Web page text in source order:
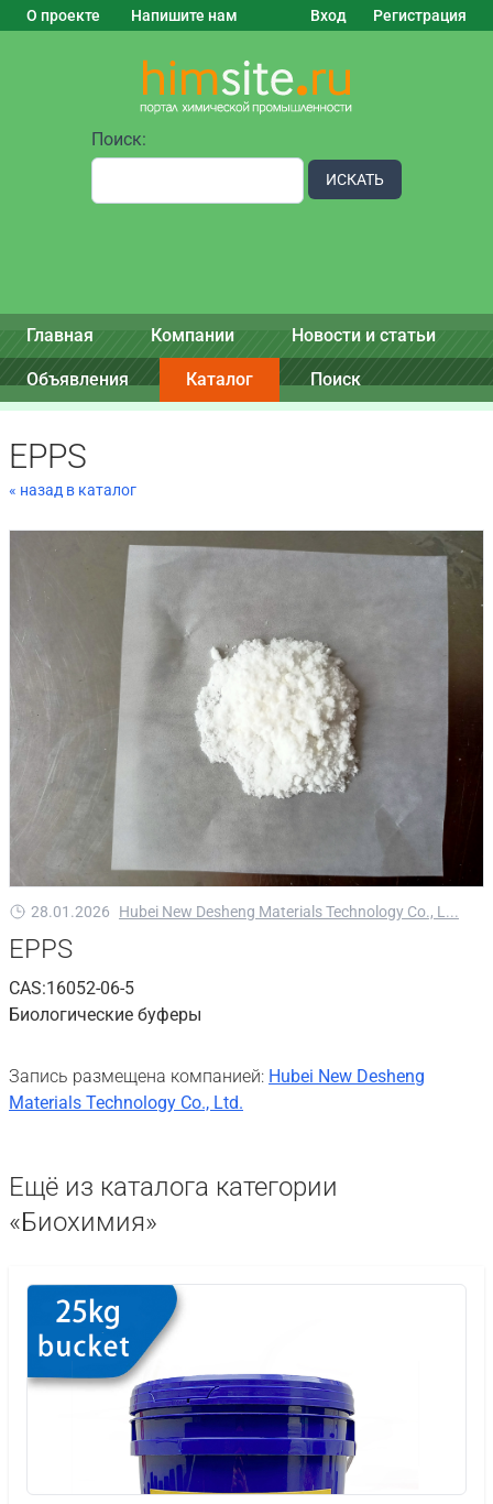
О проекте Напишите нам Вход Регистрация
Поиск:
ИСКАТЬ
Главная Компании Новости и статьи
Объявления Каталог Поиск
EPPS
« назад в каталог
28.01.2026 Hubei New Desheng Materials Technology Co., L...
EPPS
CAS:16052-06-5
Биологические буферы
Запись размещена компанией: Hubei New Desheng
Materials Technology Co., Ltd.
Ещё из каталога категории
«Биохимия»